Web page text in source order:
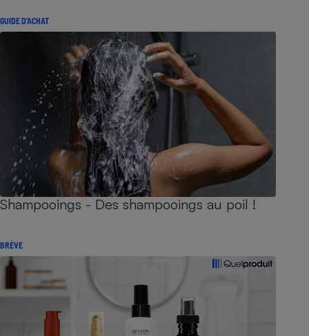
GUIDE D'ACHAT
Shampooings - Des shampooings au poil !
BRÈVE